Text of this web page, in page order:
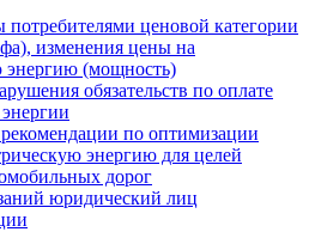
ценовой категории
изменения цены на
энергию (мощность)
обязательств по оплате
по оптимизации
энергию для целей
дорог
юридический лиц